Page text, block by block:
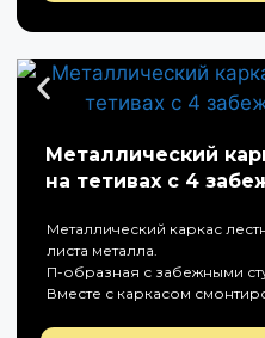
Металлический
на тетивах с 4
Металлический каркас
листа металла.
П-образная с забежными
Вместе с каркасом